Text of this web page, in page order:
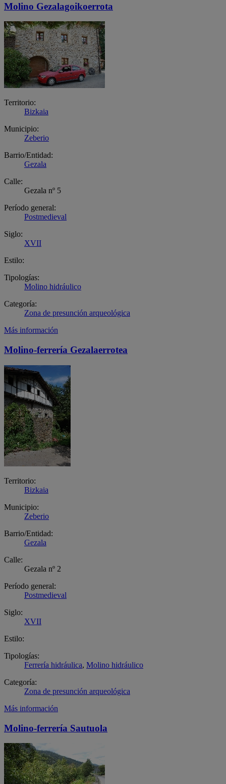
Molino Gezalagoikoerrota
Territorio:
Bizkaia
Municipio:
Zeberio
Barrio/Entidad:
Gezala
Calle:
Gezala nº 5
Período general:
Postmedieval
Siglo:
XVII
Estilo:
Tipologías:
Molino hidráulico
Categoría:
Zona de presunción arqueológica
Más información
Molino-ferrería Gezalaerrotea
Territorio:
Bizkaia
Municipio:
Zeberio
Barrio/Entidad:
Gezala
Calle:
Gezala nº 2
Período general:
Postmedieval
Siglo:
XVII
Estilo:
Tipologías:
Ferrería hidráulica, Molino hidráulico
Categoría:
Zona de presunción arqueológica
Más información
Molino-ferrería Sautuola